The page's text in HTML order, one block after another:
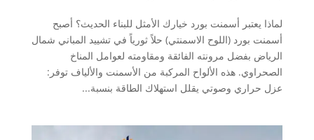
لماذا يعتبر أسمنت بورد خيارك الأمثل للبناء الحديث؟ أصبح
أسمنت بورد (اللوح الاسمنتي) حلاً ثورياً في تشييد المباني شمال
الرياض بفضل مرونته الفائقة ومقاومته لعوامل المناخ
الصحراوي. هذه الألواح المركبة من الأسمنت والألياف توفر:
عزل حراري وصوتي يقلل استهلاك الطاقة بنسبة...